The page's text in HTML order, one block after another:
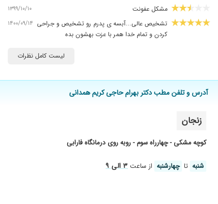
مشکل عفونت ۱۳۹۹/۱۰/۱۰
تشخیص عالی...آبسه ی پدرم رو تشخیص و جراحی
کردن و تمام خدا همر با عزت بهشون بده
۱۴۰۰/۰۹/۱۴
سلام بهترین دکتر ۱۴۰۰/۱۲/۰۶
خدارو شکر خیلی دکتر خوبی هستن
عفونی بهتر شدهایم
خونریزی معده
لیست کامل نظرات
آدرس و تلفن مطب دکتر بهرام حاجی کریم همدانی
زنجان
کوچه مشکی - چهارراه سوم - روبه روی درمانگاه فارابی
شنبه تا چهارشنبه از ساعت۳ الی ۹